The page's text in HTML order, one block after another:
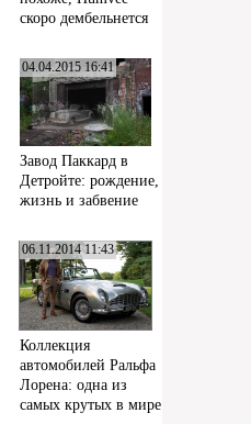
скоро дембельнется
04.04.2015 16:41
Завод Паккард в
Детройте: рождение,
жизнь и забвение
06.11.2014 11:43
Коллекция
автомобилей Ральфа
Лорена: одна из
самых крутых в мире